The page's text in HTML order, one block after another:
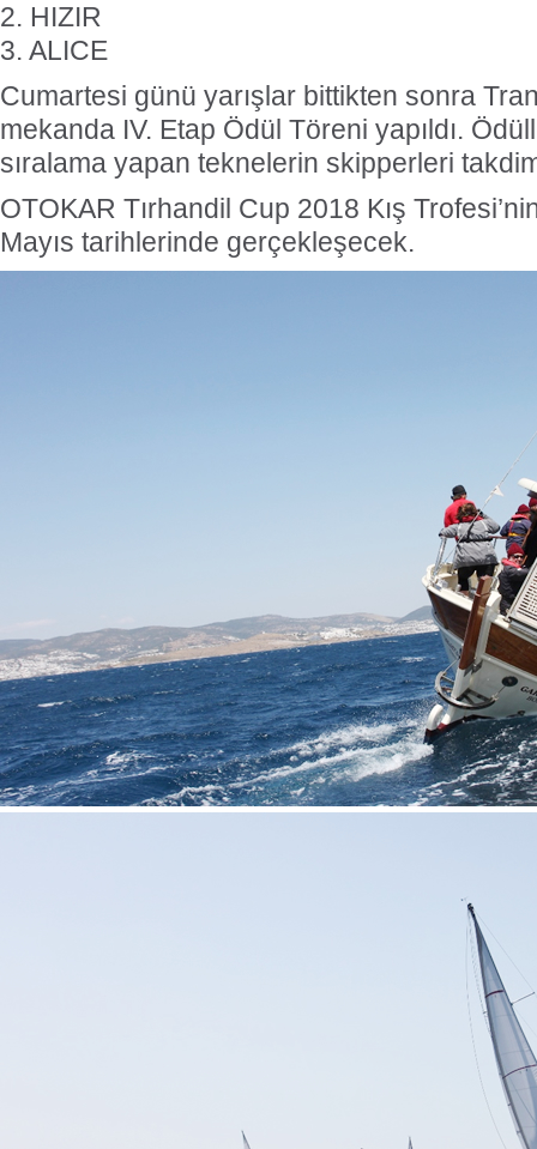
2. HIZIR
3. ALICE
Cumartesi günü yarışlar bittikten sonra
mekanda IV. Etap Ödül Töreni yapıldı.
sıralama yapan teknelerin skipperleri
OTOKAR Tırhandil Cup 2018 Kış
Mayıs tarihlerinde gerçekleşecek.